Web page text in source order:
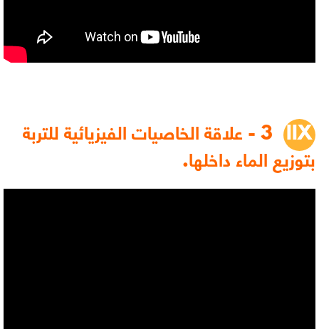
3 - علاقة الخاصيات الفيزيائية للتربة
بتوزيع الماء داخلها.